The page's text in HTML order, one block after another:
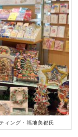
ィング・福地美都氏